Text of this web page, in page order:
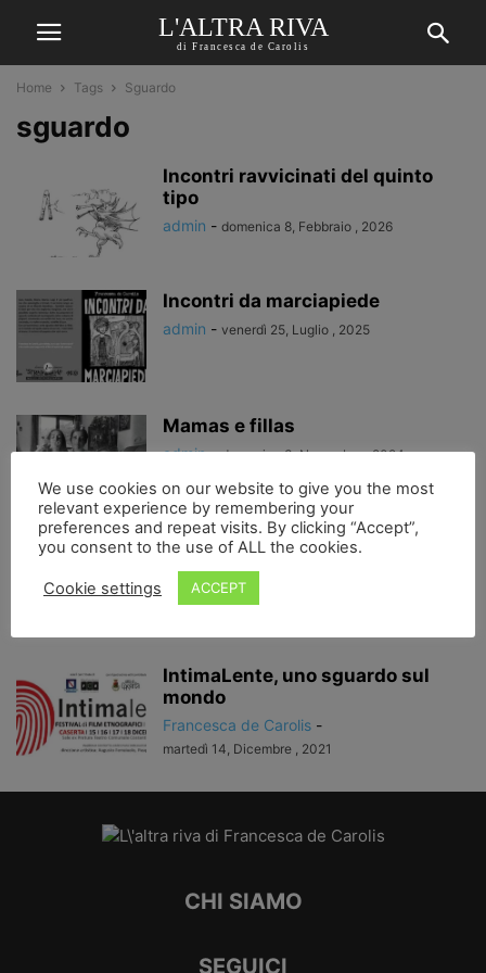
L'ALTRA RIVA
di Francesca de Carolis
Home Tags Sguardo
sguardo
Incontri ravvicinati del quinto
tipo
admin - domenica 8, Febbraio , 2026
Incontri da marciapiede
admin - venerdì 25, Luglio , 2025
Mamas e fillas
admin - domenica 3, Novembre , 2024
Dittici. I volti e il tempo…
Francesca de Carolis
domenica 14, Maggio , 2023
IntimaLente, uno sguardo sul
mondo
Francesca de Carolis -
martedì 14, Dicembre , 2021
CHI SIAMO
SEGUICI
We use cookies on our website to give you the most
relevant experience by remembering your
preferences and repeat visits. By clicking “Accept”,
you consent to the use of ALL the cookies.
Cookie settings ACCEPT